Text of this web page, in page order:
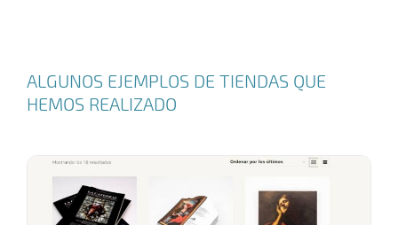
ALGUNOS EJEMPLOS DE TIENDAS QUE
HEMOS REALIZADO